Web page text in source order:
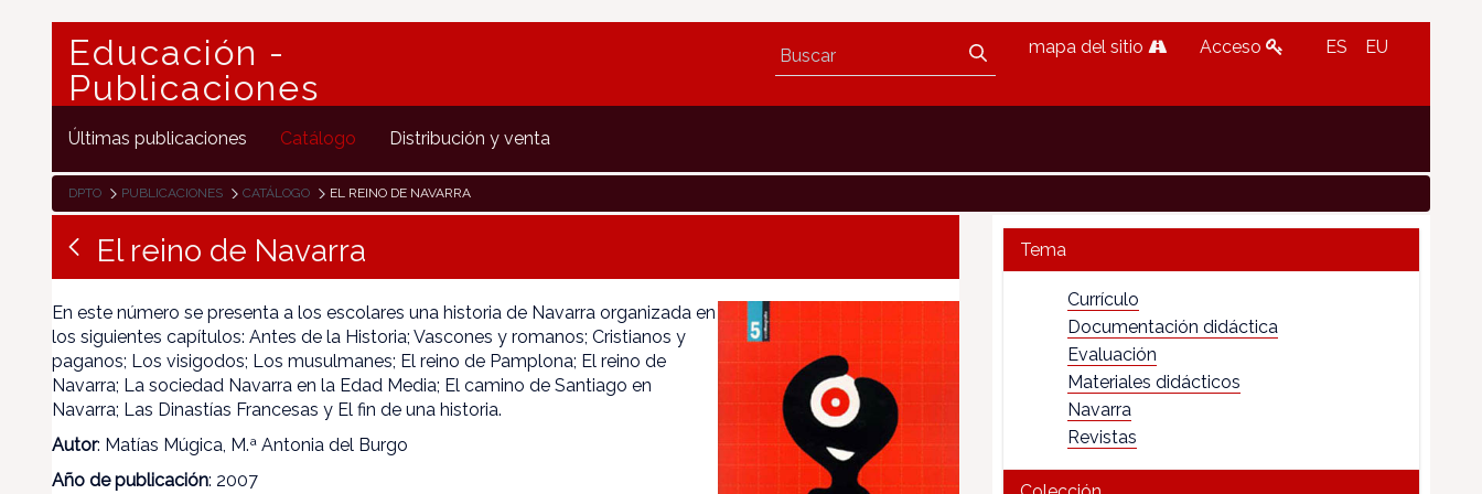
Educación -
Publicaciones
mapa del sitio Acceso ES EU
Últimas publicaciones Catálogo Distribución y venta
DPTO PUBLICACIONES CATÁLOGO EL REINO DE NAVARRA
El reino de Navarra
En este número se presenta a los escolares una historia de Navarra organizada en
los siguientes capítulos: Antes de la Historia; Vascones y romanos; Cristianos y
paganos; Los visigodos; Los musulmanes; El reino de Pamplona; El reino de
Navarra; La sociedad Navarra en la Edad Media; El camino de Santiago en
Navarra; Las Dinastías Francesas y El fin de una historia.
Autor: Matías Múgica, M.ª Antonia del Burgo
Año de publicación: 2007
Tema
Currículo
Documentación didáctica
Evaluación
Materiales didácticos
Navarra
Revistas